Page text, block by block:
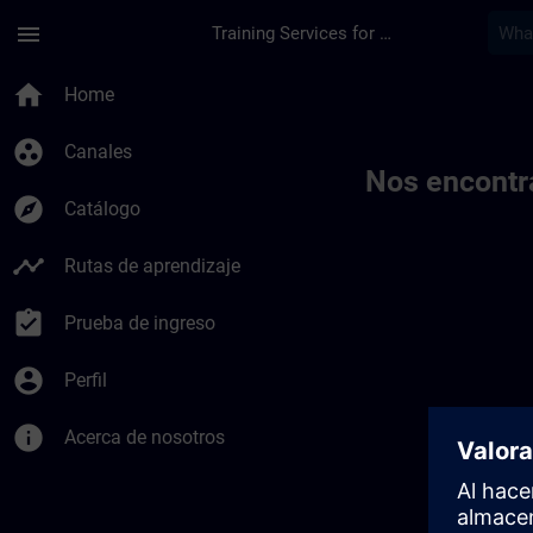
menu Training Services for Digital Industries
home Home
group_work Canales
explore Catálogo
timeline Rutas de aprendizaje
assignment_turned_in Prueba de ingreso
account_circle Perfil
info Acerca de nosotros
Nos